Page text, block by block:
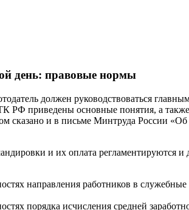
день: правовые нормы
должен руководствоваться
приведены основные понятия, а также
сказано и в письме Минтруда России «Об
и их оплата регламентируются
направления работников в
порядка исчисления средней